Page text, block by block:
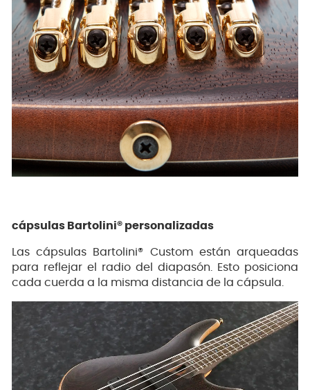
cápsulas Bartolini® personalizadas
Las cápsulas Bartolini® Custom están arqueadas
para reflejar el radio del diapasón. Esto posiciona
cada cuerda a la misma distancia de la cápsula.